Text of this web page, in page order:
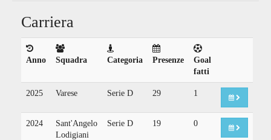
Carriera
Anno Squadra Categoria Presenze
Goal
fatti
2025 Varese Serie D 29 1
2024
Sant'Angelo
Lodigiani
Serie D 19 0